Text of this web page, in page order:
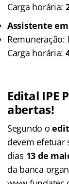
Carga horária:
Assistente
Remuneração:
Carga horária:
Edital IPE
abertas!
Segundo o
devem efetuar
dias 13 de
da banca